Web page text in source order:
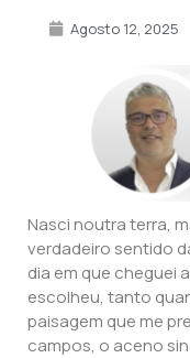
Agosto 12, 2025
Nasci noutra terra,
verdadeiro sentido
dia em que cheguei
escolheu, tanto
paisagem que me
campos, o aceno